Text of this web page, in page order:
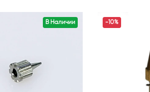
В Наличии -10%